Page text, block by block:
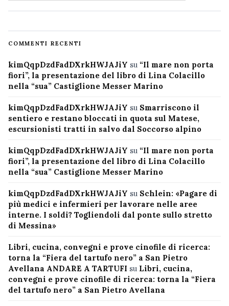
COMMENTI RECENTI
kimQqpDzdFadDXrkHWJAJiY su “Il mare non porta
fiori”, la presentazione del libro di Lina Colacillo
nella “sua” Castiglione Messer Marino
kimQqpDzdFadDXrkHWJAJiY su Smarriscono il
sentiero e restano bloccati in quota sul Matese,
escursionisti tratti in salvo dal Soccorso alpino
kimQqpDzdFadDXrkHWJAJiY su “Il mare non porta
fiori”, la presentazione del libro di Lina Colacillo
nella “sua” Castiglione Messer Marino
kimQqpDzdFadDXrkHWJAJiY su Schlein: «Pagare di
più medici e infermieri per lavorare nelle aree
interne. I soldi? Togliendoli dal ponte sullo stretto
di Messina»
Libri, cucina, convegni e prove cinofile di ricerca:
torna la “Fiera del tartufo nero” a San Pietro
Avellana ANDARE A TARTUFI su Libri, cucina,
convegni e prove cinofile di ricerca: torna la “Fiera
del tartufo nero” a San Pietro Avellana